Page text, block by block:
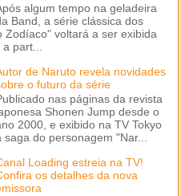
algum tempo na geladeira
Band, a série clássica dos
Zodíaco" voltará a ser exibida
part...
de Naruto revela novidades
o futuro da série
nas páginas da revista
Shonen Jump desde o
2000, e exibido na TV Tokyo
saga do personagem "Nar...
Loading estreia na TV!
os detalhes da nova